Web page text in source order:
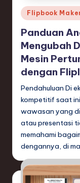
a
n
-
L
a
t
e
s
t
T
r
Posted
in
Flipbook
Panduan
Mengubah
Mesin
dengan
Pendahuluan Di
kompetitif saat
wawasan yang
atau presentasi
memahami
dengannya, di